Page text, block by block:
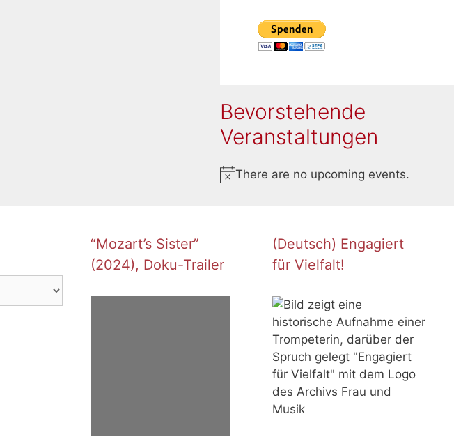
Bevorstehende
Veranstaltungen
N
e
There are no upcoming events.
“Mozart’s Sister”
(2024), Doku-Trailer
(Deutsch) Engagiert
für Vielfalt!